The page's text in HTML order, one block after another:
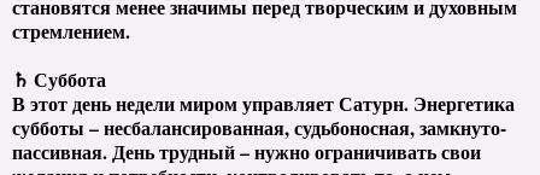
становятся менее значимы перед творческим и духовным
стремлением.
♄ Суббота
В этот день недели миром управляет Сатурн. Энергетика
субботы – несбалансированная, судьбоносная, замкнуто-
пассивная. День трудный – нужно ограничивать свои